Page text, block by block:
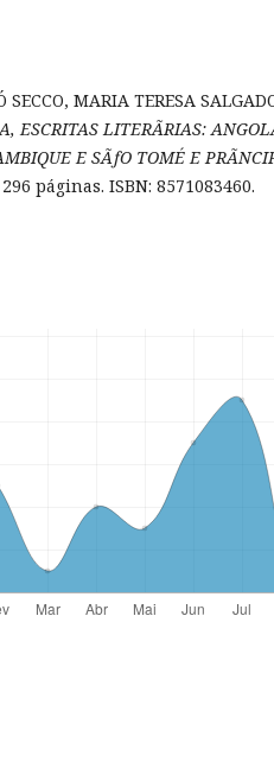
MARIA TERESA
ESCRITAS LITERÃRIAS:
E SÃƒO TOMÉ E
páginas. ISBN: 8571083460.